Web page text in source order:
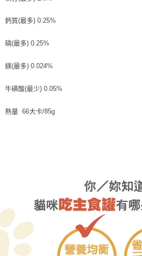
鈣質(最多) 0.25%
磷(最多) 0.25%
鎂(最多) 0.024%
牛磺酸(最少) 0.05%
熱量 66大卡/85g